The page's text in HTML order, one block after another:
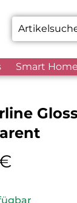
Smart